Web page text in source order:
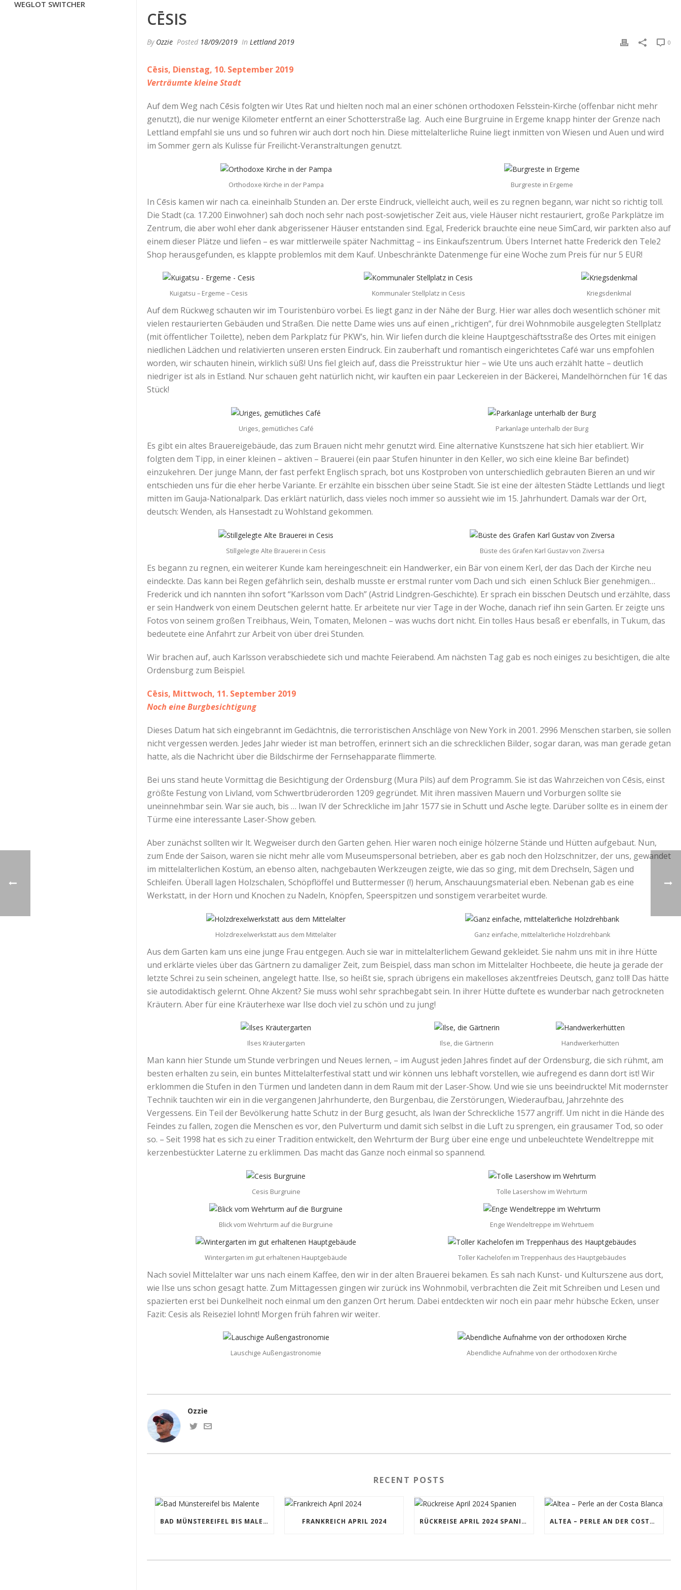
WEGLOT SWITCHER
CĒSIS
By Ozzie Posted 18/09/2019 In Lettland 2019 0
Cēsis, Dienstag, 10. September 2019
Verträumte kleine Stadt
Auf dem Weg nach Cēsis folgten wir Utes Rat und hielten noch mal an einer schönen orthodoxen Felsstein-Kirche (offenbar nicht mehr
genutzt), die nur wenige Kilometer entfernt an einer Schotterstraße lag. Auch eine Burgruine in Ergeme knapp hinter der Grenze nach
Lettland empfahl sie uns und so fuhren wir auch dort noch hin. Diese mittelalterliche Ruine liegt inmitten von Wiesen und Auen und wird
im Sommer gern als Kulisse für Freilicht-Veranstraltungen genutzt.
Orthodoxe Kirche in der Pampa Burgreste in Ergeme
In Cēsis kamen wir nach ca. eineinhalb Stunden an. Der erste Eindruck, vielleicht auch, weil es zu regnen begann, war nicht so richtig toll.
Die Stadt (ca. 17.200 Einwohner) sah doch noch sehr nach post-sowjetischer Zeit aus, viele Häuser nicht restauriert, große Parkplätze im
Zentrum, die aber wohl eher dank abgerissener Häuser entstanden sind. Egal, Frederick brauchte eine neue SimCard, wir parkten also auf
einem dieser Plätze und liefen – es war mittlerweile später Nachmittag – ins Einkaufszentrum. Übers Internet hatte Frederick den Tele2
Shop herausgefunden, es klappte problemlos mit dem Kauf. Unbeschränkte Datenmenge für eine Woche zum Preis für nur 5 EUR!
Kriegsdenkmal
Kommunaler Stellplatz in Cesis
Kuigatsu – Ergeme – Cesis
Auf dem Rückweg schauten wir im Touristenbüro vorbei. Es liegt ganz in der Nähe der Burg. Hier war alles doch wesentlich schöner mit
vielen restaurierten Gebäuden und Straßen. Die nette Dame wies uns auf einen „richtigen“, für drei Wohnmobile ausgelegten Stellplatz
(mit öffentlicher Toilette), neben dem Parkplatz für PKW’s, hin. Wir liefen durch die kleine Hauptgeschäftsstraße des Ortes mit einigen
niedlichen Lädchen und relativierten unseren ersten Eindruck. Ein zauberhaft und romantisch eingerichtetes Café war uns empfohlen
worden, wir schauten hinein, wirklich süß! Uns fiel gleich auf, dass die Preisstruktur hier – wie Ute uns auch erzählt hatte – deutlich
niedriger ist als in Estland. Nur schauen geht natürlich nicht, wir kauften ein paar Leckereien in der Bäckerei, Mandelhörnchen für 1€ das
Stück!
Uriges, gemütliches Café Parkanlage unterhalb der Burg
Es gibt ein altes Brauereigebäude, das zum Brauen nicht mehr genutzt wird. Eine alternative Kunstszene hat sich hier etabliert. Wir
folgten dem Tipp, in einer kleinen – aktiven – Brauerei (ein paar Stufen hinunter in den Keller, wo sich eine kleine Bar befindet)
einzukehren. Der junge Mann, der fast perfekt Englisch sprach, bot uns Kostproben von unterschiedlich gebrauten Bieren an und wir
entschieden uns für die eher herbe Variante. Er erzählte ein bisschen über seine Stadt. Sie ist eine der ältesten Städte Lettlands und liegt
mitten im Gauja-Nationalpark. Das erklärt natürlich, dass vieles noch immer so aussieht wie im 15. Jahrhundert. Damals war der Ort,
deutsch: Wenden, als Hansestadt zu Wohlstand gekommen.
Büste des Grafen Karl Gustav von Ziversa
Stillgelegte Alte Brauerei in Cesis
Es begann zu regnen, ein weiterer Kunde kam hereingeschneit: ein Handwerker, ein Bär von einem Kerl, der das Dach der Kirche neu
eindeckte. Das kann bei Regen gefährlich sein, deshalb musste er erstmal runter vom Dach und sich einen Schluck Bier genehmigen…
Frederick und ich nannten ihn sofort “Karlsson vom Dach” (Astrid Lindgren-Geschichte). Er sprach ein bisschen Deutsch und erzählte, dass
er sein Handwerk von einem Deutschen gelernt hatte. Er arbeitete nur vier Tage in der Woche, danach rief ihn sein Garten. Er zeigte uns
Fotos von seinem großen Treibhaus, Wein, Tomaten, Melonen – was wuchs dort nicht. Ein tolles Haus besaß er ebenfalls, in Tukum, das
bedeutete eine Anfahrt zur Arbeit von über drei Stunden.
Wir brachen auf, auch Karlsson verabschiedete sich und machte Feierabend. Am nächsten Tag gab es noch einiges zu besichtigen, die alte
Ordensburg zum Beispiel.
Cēsis, Mittwoch, 11. September 2019
Noch eine Burgbesichtigung
Dieses Datum hat sich eingebrannt im Gedächtnis, die terroristischen Anschläge von New York in 2001. 2996 Menschen starben, sie sollen
nicht vergessen werden. Jedes Jahr wieder ist man betroffen, erinnert sich an die schrecklichen Bilder, sogar daran, was man gerade getan
hatte, als die Nachricht über die Bildschirme der Fernsehapparate flimmerte.
Bei uns stand heute Vormittag die Besichtigung der Ordensburg (Mura Pils) auf dem Programm. Sie ist das Wahrzeichen von Cēsis, einst
größte Festung von Livland, vom Schwertbrüderorden 1209 gegründet. Mit ihren massiven Mauern und Vorburgen sollte sie
uneinnehmbar sein. War sie auch, bis … Iwan IV der Schreckliche im Jahr 1577 sie in Schutt und Asche legte. Darüber sollte es in einem der
Türme eine interessante Laser-Show geben.
Aber zunächst sollten wir lt. Wegweiser durch den Garten gehen. Hier waren noch einige hölzerne Stände und Hütten aufgebaut. Nun,
zum Ende der Saison, waren sie nicht mehr alle vom Museumspersonal betrieben, aber es gab noch den Holzschnitzer, der uns, gewandet
im mittelalterlichen Kostüm, an ebenso alten, nachgebauten Werkzeugen zeigte, wie das so ging, mit dem Drechseln, Sägen und
Schleifen. Überall lagen Holzschalen, Schöpflöffel und Buttermesser (!) herum, Anschauungsmaterial eben. Nebenan gab es eine
Werkstatt, in der Horn und Knochen zu Nadeln, Knöpfen, Speerspitzen und sonstigem verarbeitet wurde.
Ganz einfache, mittelalterliche Holzdrehbank
Holzdrexelwerkstatt aus dem Mittelalter
Aus dem Garten kam uns eine junge Frau entgegen. Auch sie war in mittelalterlichem Gewand gekleidet. Sie nahm uns mit in ihre Hütte
und erklärte vieles über das Gärtnern zu damaliger Zeit, zum Beispiel, dass man schon im Mittelalter Hochbeete, die heute ja gerade der
letzte Schrei zu sein scheinen, angelegt hatte. Ilse, so heißt sie, sprach übrigens ein makelloses akzentfreies Deutsch, ganz toll! Das hätte
sie autodidaktisch gelernt. Ohne Akzent? Sie muss wohl sehr sprachbegabt sein. In ihrer Hütte duftete es wunderbar nach getrockneten
Kräutern. Aber für eine Kräuterhexe war Ilse doch viel zu schön und zu jung!
Ilses Kräutergarten Ilse, die Gärtnerin Handwerkerhütten
Man kann hier Stunde um Stunde verbringen und Neues lernen, – im August jeden Jahres findet auf der Ordensburg, die sich rühmt, am
besten erhalten zu sein, ein buntes Mittelalterfestival statt und wir können uns lebhaft vorstellen, wie aufregend es dann dort ist! Wir
erklommen die Stufen in den Türmen und landeten dann in dem Raum mit der Laser-Show. Und wie sie uns beeindruckte! Mit modernster
Technik tauchten wir ein in die vergangenen Jahrhunderte, den Burgenbau, die Zerstörungen, Wiederaufbau, Jahrzehnte des
Vergessens. Ein Teil der Bevölkerung hatte Schutz in der Burg gesucht, als Iwan der Schreckliche 1577 angriff. Um nicht in die Hände des
Feindes zu fallen, zogen die Menschen es vor, den Pulverturm und damit sich selbst in die Luft zu sprengen, ein grausamer Tod, so oder
so. – Seit 1998 hat es sich zu einer Tradition entwickelt, den Wehrturm der Burg über eine enge und unbeleuchtete Wendeltreppe mit
kerzenbestückter Laterne zu erklimmen. Das macht das Ganze noch einmal so spannend.
Tolle Lasershow im Wehrturm
Cesis Burgruine
Enge Wendeltreppe im Wehrtuem
Blick vom Wehrturm auf die Burgruine
Wintergarten im gut erhaltenen Hauptgebäude Toller Kachelofen im Treppenhaus des Hauptgebäudes
Nach soviel Mittelalter war uns nach einem Kaffee, den wir in der alten Brauerei bekamen. Es sah nach Kunst- und Kulturszene aus dort,
wie Ilse uns schon gesagt hatte. Zum Mittagessen gingen wir zurück ins Wohnmobil, verbrachten die Zeit mit Schreiben und Lesen und
spazierten erst bei Dunkelheit noch einmal um den ganzen Ort herum. Dabei entdeckten wir noch ein paar mehr hübsche Ecken, unser
Fazit: Cesis als Reiseziel lohnt! Morgen früh fahren wir weiter.
Abendliche Aufnahme von der orthodoxen Kirche
Lauschige Außengastronomie
Ozzie
RECENT POSTS
BAD MÜNSTEREIFEL BIS MALENTE FRANKREICH APRIL 2024 RÜCKREISE APRIL 2024 SPANIEN ALTEA – PERLE AN DER COSTA BLANCA